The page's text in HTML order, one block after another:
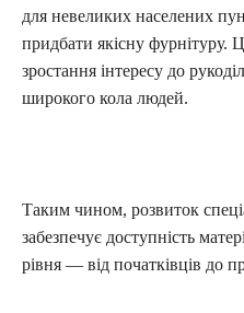
для невеликих населених
придбати якісну фурнітуру.
зростання інтересу до
широкого кола людей.
Таким чином, розвиток
забезпечує доступність
рівня — від початківців до